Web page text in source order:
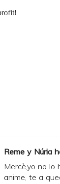
Reme y Núria
Mercè,yo no lo
anime, te a